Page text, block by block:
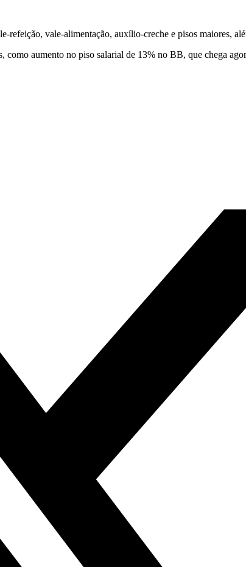
refeição, vale-alimentação, auxílio-creche e pisos maiores,
aumento no piso salarial de 13% no BB, que chega